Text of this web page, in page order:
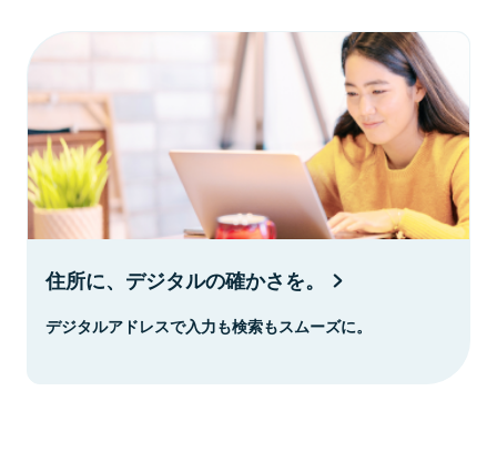
住所に、デジタルの確かさを。
デジタルアドレスで入力も検索もスムーズに。